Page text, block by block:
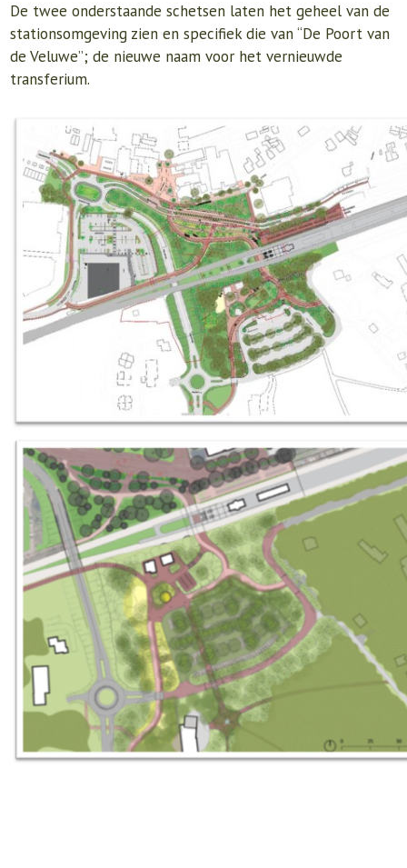
De twee onderstaande schetsen laten het geheel van de
stationsomgeving zien en specifiek die van “De Poort van
de Veluwe”; de nieuwe naam voor het vernieuwde
transferium.